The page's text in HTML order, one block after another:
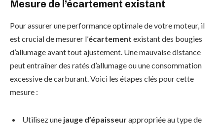
Mesure de l’écartement existant
Pour assurer une performance optimale de votre moteur, il
est crucial de mesurer l’écartement existant des bougies
d’allumage avant tout ajustement. Une mauvaise distance
peut entraîner des ratés d’allumage ou une consommation
excessive de carburant. Voici les étapes clés pour cette
mesure :
Utilisez une jauge d’épaisseurappropriée au type de